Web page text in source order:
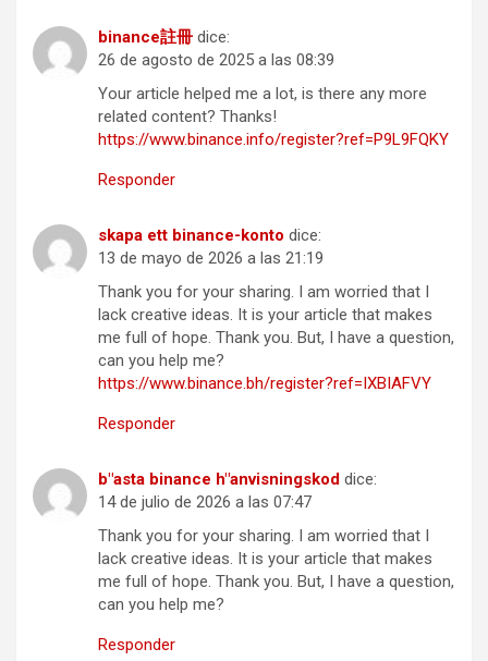
binance註冊 dice:
26 de agosto de 2025 a las 08:39
Your article helped me a lot, is there any more
related content? Thanks!
https://www.binance.info/register?ref=P9L9FQKY
Responder
skapa ett binance-konto dice:
13 de mayo de 2026 a las 21:19
Thank you for your sharing. I am worried that I
lack creative ideas. It is your article that makes
me full of hope. Thank you. But, I have a question,
can you help me?
https://www.binance.bh/register?ref=IXBIAFVY
Responder
b"asta binance h"anvisningskod dice:
14 de julio de 2026 a las 07:47
Thank you for your sharing. I am worried that I
lack creative ideas. It is your article that makes
me full of hope. Thank you. But, I have a question,
can you help me?
Responder